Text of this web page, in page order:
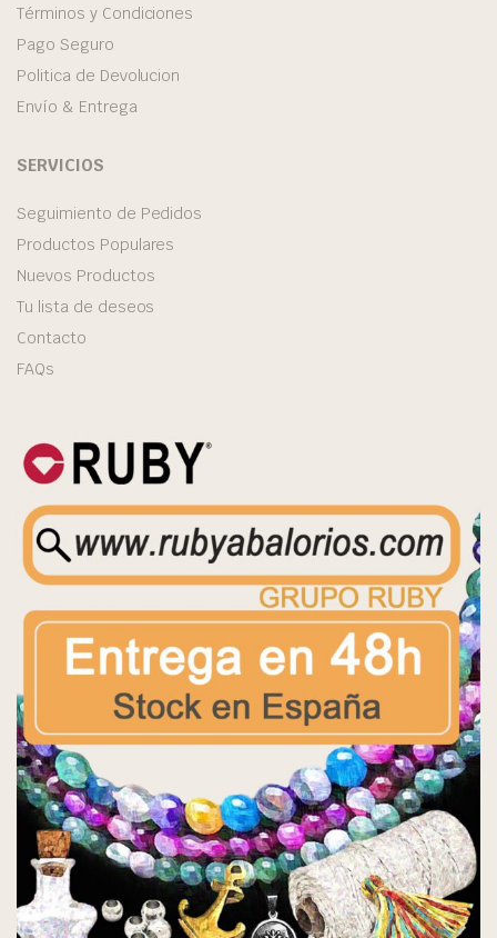
Términos y Condiciones
Pago Seguro
Politica de Devolucion
Envío & Entrega
SERVICIOS
Seguimiento de Pedidos
Productos Populares
Nuevos Productos
Tu lista de deseos
Contacto
FAQs